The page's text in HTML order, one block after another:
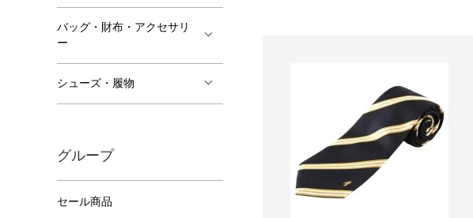
バッグ・財布・アクセサリ
ー
シューズ・履物
グループ
セール商品